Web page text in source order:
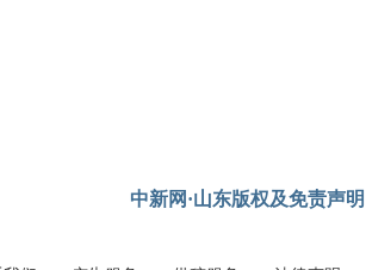
中新网·山东版权及免责声明